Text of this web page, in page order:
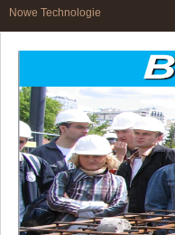
Nowe Technologie